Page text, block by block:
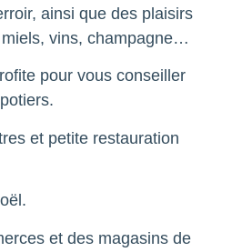
ainsi que des plaisirs
vins, champagne…
pour vous conseiller
et petite restauration
et des magasins de